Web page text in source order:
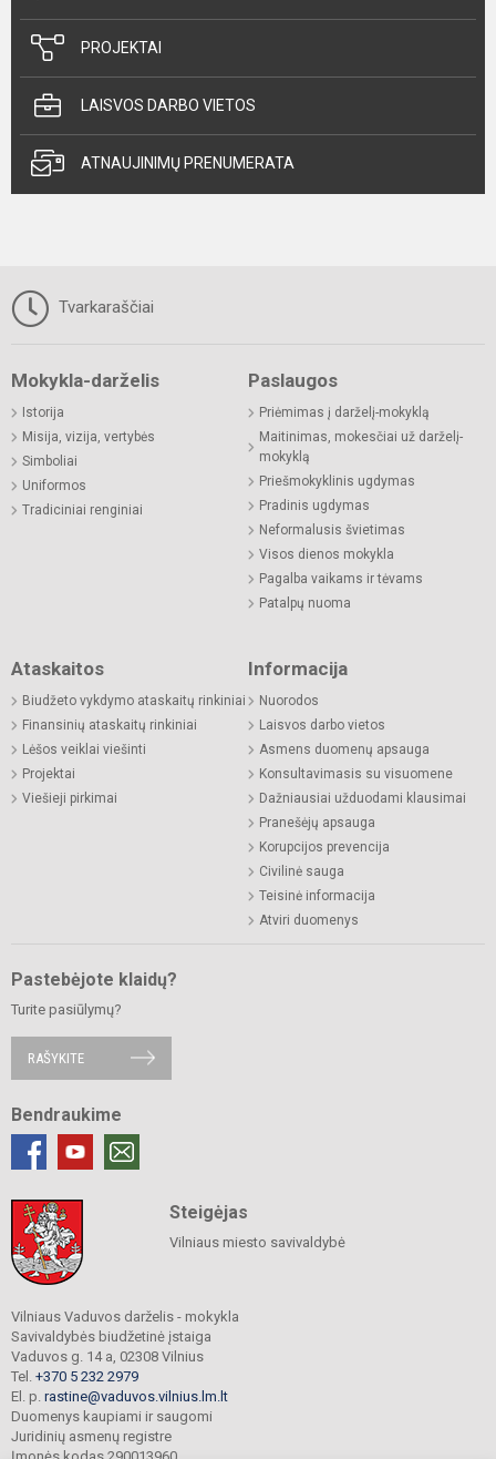
PROJEKTAI
LAISVOS DARBO VIETOS
ATNAUJINIMŲ PRENUMERATA
Tvarkaraščiai
Mokykla-darželis
Istorija
Misija, vizija, vertybės
Simboliai
Uniformos
Tradiciniai renginiai
Paslaugos
Priėmimas į darželį-mokyklą
Maitinimas, mokesčiai už darželį-
mokyklą
Priešmokyklinis ugdymas
Pradinis ugdymas
Neformalusis švietimas
Visos dienos mokykla
Pagalba vaikams ir tėvams
Patalpų nuoma
Ataskaitos
Biudžeto vykdymo ataskaitų rinkiniai
Finansinių ataskaitų rinkiniai
Lėšos veiklai viešinti
Projektai
Viešieji pirkimai
Informacija
Nuorodos
Laisvos darbo vietos
Asmens duomenų apsauga
Konsultavimasis su visuomene
Dažniausiai užduodami klausimai
Pranešėjų apsauga
Korupcijos prevencija
Civilinė sauga
Teisinė informacija
Atviri duomenys
Pastebėjote klaidų?
Turite pasiūlymų?
RAŠYKITE
Bendraukime
Steigėjas
Vilniaus miesto savivaldybė
Vilniaus Vaduvos darželis - mokykla
Savivaldybės biudžetinė įstaiga
Vaduvos g. 14 a, 02308 Vilnius
Tel. +370 5 232 2979
El. p. rastine@vaduvos.vilnius.lm.lt
Duomenys kaupiami ir saugomi
Juridinių asmenų registre